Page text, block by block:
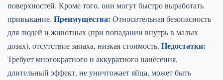
поверхностей. Кроме того, они могут быстро выработать
привыкание. Преимущества: Относительная безопасность
для людей и животных (при попадании внутрь в малых
дозах), отсутствие запаха, низкая стоимость. Недостатки:
Требует многократного и аккуратного нанесения,
длительный эффект, не уничтожает яйца, может быть